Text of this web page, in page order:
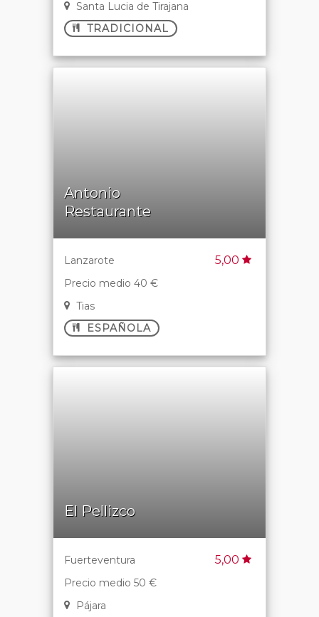
Santa Lucia de Tirajana
TRADICIONAL
Antonio
Restaurante
Lanzarote 5,00
Precio medio 40 €
Tias
ESPAÑOLA
El Pellizco
Fuerteventura 5,00
Precio medio 50 €
Pájara